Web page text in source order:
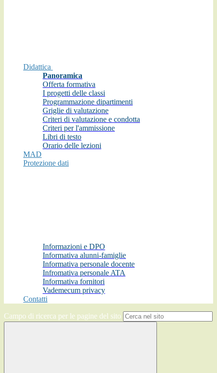
Didattica
Panoramica
Offerta formativa
I progetti delle classi
Programmazione dipartimenti
Griglie di valutazione
Criteri di valutazione e condotta
Criteri per l'ammissione
Libri di testo
Orario delle lezioni
MAD
Protezione dati
Informazioni e DPO
Informativa alunni-famiglie
Informativa personale docente
Infromativa personale ATA
Informativa fornitori
Vademecum privacy
Contatti
Campo di ricerca per le pagine del sito